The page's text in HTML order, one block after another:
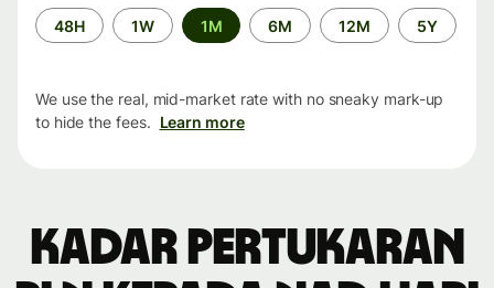
Time
period
48H 1W 1M 6M 12M 5Y
We use the real, mid-market rate with no sneaky mark-up
to hide the fees. Learn more
Kadar pertukaran